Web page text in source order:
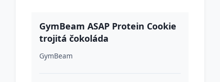
GymBeam ASAP Protein Cookie
trojitá čokoláda
GymBeam